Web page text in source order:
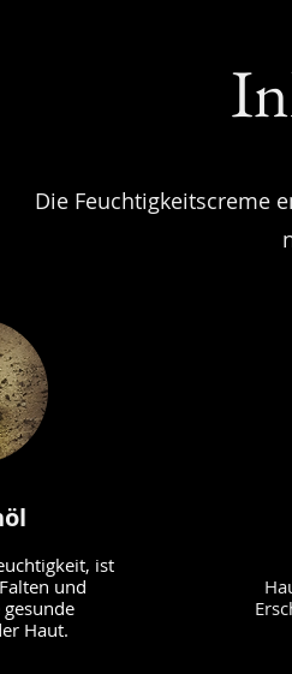
Die Feuchtigkeitscreme
ist
und
Haut.